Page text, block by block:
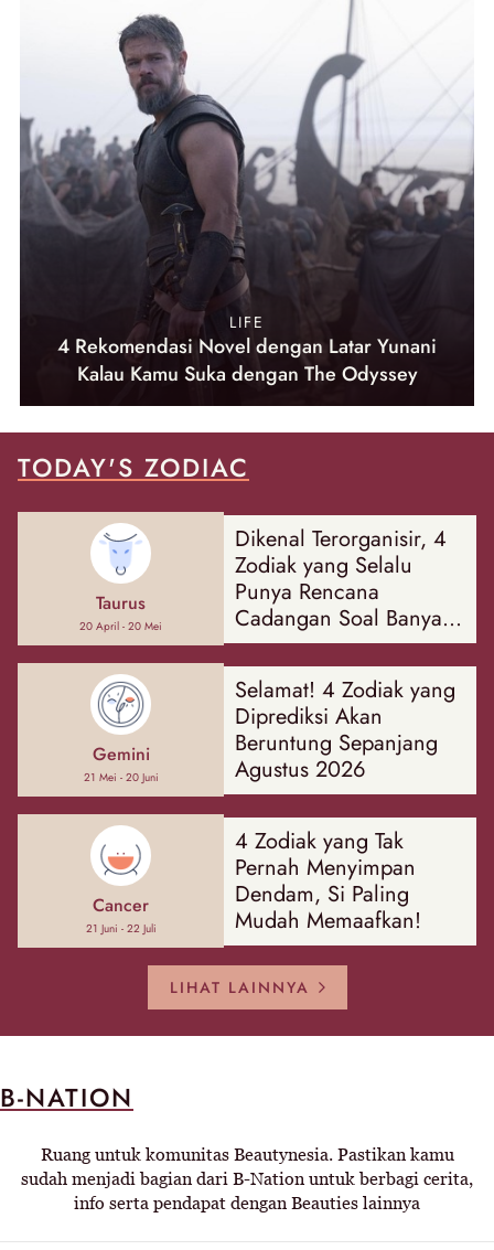
LIFE
4 Rekomendasi Novel dengan Latar Yunani
Kalau Kamu Suka dengan The Odyssey
TODAY'S ZODIAC
Taurus
20 April - 20 Mei
Dikenal Terorganisir, 4
Zodiak yang Selalu
Punya Rencana
Cadangan Soal Banyak
Hal
Gemini
21 Mei - 20 Juni
Selamat! 4 Zodiak yang
Diprediksi Akan
Beruntung Sepanjang
Agustus 2026
Cancer
21 Juni - 22 Juli
4 Zodiak yang Tak
Pernah Menyimpan
Dendam, Si Paling
Mudah Memaafkan!
LIHAT LAINNYA
B-NATION
Ruang untuk komunitas Beautynesia. Pastikan kamu
sudah menjadi bagian dari B-Nation untuk berbagi cerita,
info serta pendapat dengan Beauties lainnya